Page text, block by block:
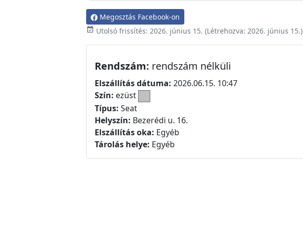
Megosztás Facebook-on
event_available Utolsó frissítés: 2026. június 15. (Létrehozva: 2026. június 15.)
Rendszám: rendszám nélküli
Elszállítás dátuma: 2026.06.15. 10:47
Szín: ezüst
Típus: Seat
Helyszín: Bezerédi u. 16.
Elszállítás oka: Egyéb
Tárolás helye: Egyéb